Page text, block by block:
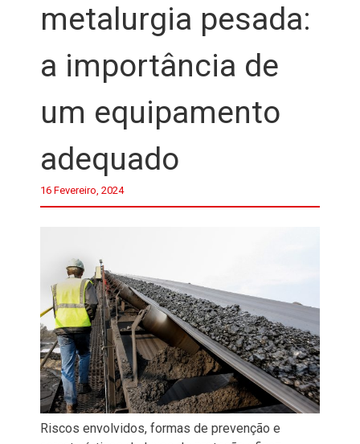
metalurgia pesada:
a importância de
um equipamento
adequado
16 Fevereiro, 2024
Riscos envolvidos, formas de prevenção e